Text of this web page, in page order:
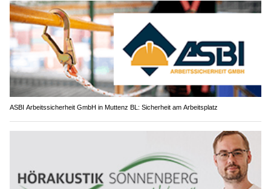
ASBI Arbeitssicherheit GmbH in Muttenz BL: Sicherheit am Arbeitsplatz